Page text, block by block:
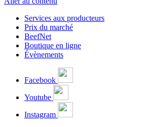
Services aux producteurs
Prix du marché
BeefNet
Boutique en ligne
Évènements
Facebook
Youtube
Instagram